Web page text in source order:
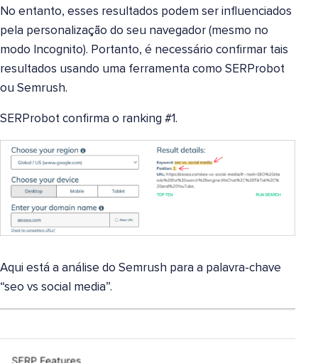
No entanto, esses resultados podem ser influenciados
pela personalização do seu navegador (mesmo no
modo Incognito). Portanto, é necessário confirmar tais
resultados usando uma ferramenta como SERProbot
ou Semrush.
SERProbot confirma o ranking #1.
Aqui está a análise do Semrush para a palavra-chave
“seo vs social media”.